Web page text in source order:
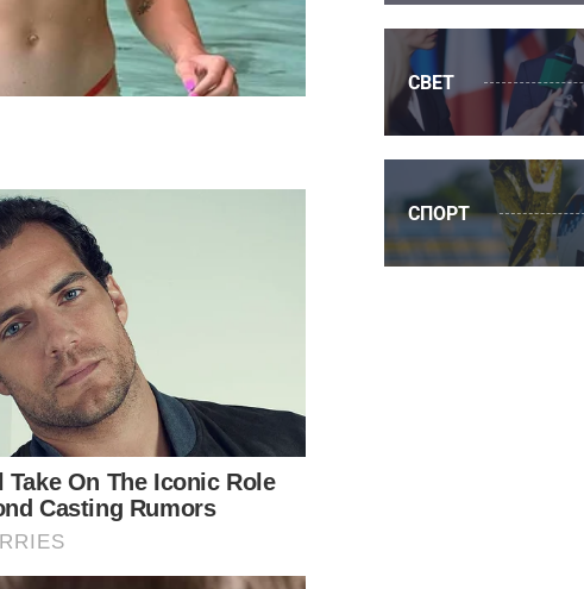
СВЕТ
СПОРТ